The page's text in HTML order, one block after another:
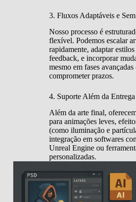
3. Fluxos Adaptáveis e
Nosso processo é
flexível. Podemos escalar
rapidamente, adaptar
feedback, e incorporar
mesmo em fases
comprometer prazos.
4. Suporte Além da Entrega
Além da arte final,
para animações leves,
(como iluminação e
integração em softwares
Unreal Engine ou
personalizadas.